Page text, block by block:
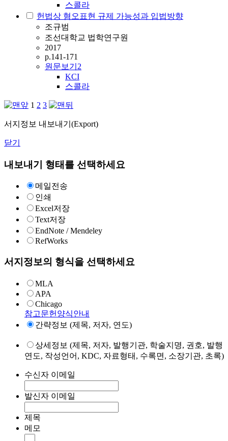
스콜라
헌법상 혐오표현 규제 가능성과 입법방향
조규범
조선대학교 법학연구원
2017
p.141-171
원문보기 2
KCI
스콜라
1 2 3
서지정보 내보내기(Export)
닫기
내보내기 형태를 선택하세요
메일전송
인쇄
Excel저장
Text저장
EndNote / Mendeley
RefWorks
서지정보의 형식을 선택하세요
MLA
APA
Chicago
참고문헌양식안내
간략정보 (제목, 저자, 연도)
상세정보 (제목, 저자, 발행기관, 학술지명, 권호, 발행
연도, 작성언어, KDC, 자료형태, 수록면, 소장기관, 초록)
수신자 이메일
발신자 이메일
제목
메모